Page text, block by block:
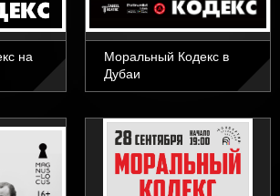
на
Моральный Кодекс в
Дубаи